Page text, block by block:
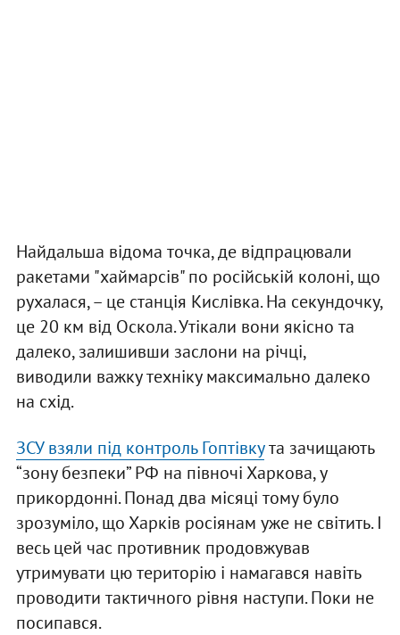
Найдальша відома точка, де відпрацювали
ракетами "хаймарсів" по російській колоні, що
рухалася, – це станція Кислівка. На секундочку,
це 20 км від Оскола. Утікали вони якісно та
далеко, залишивши заслони на річці,
виводили важку техніку максимально далеко
на схід.
ЗСУ взяли під контроль Гоптівкута зачищають
“зону безпеки” РФ на півночі Харкова, у
прикордонні. Понад два місяці тому було
зрозуміло, що Харків росіянам уже не світить. І
весь цей час противник продовжував
утримувати цю територію і намагався навіть
проводити тактичного рівня наступи. Поки не
посипався.